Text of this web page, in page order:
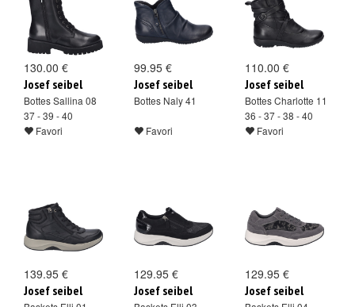
130.00 €
Josef seibel
Bottes Sallina 08
37 - 39 - 40
Favori
99.95 €
Josef seibel
Bottes Naly 41
Favori
110.00 €
Josef seibel
Bottes Charlotte 11
36 - 37 - 38 - 40
Favori
139.95 €
Josef seibel
129.95 €
Josef seibel
129.95 €
Josef seibel